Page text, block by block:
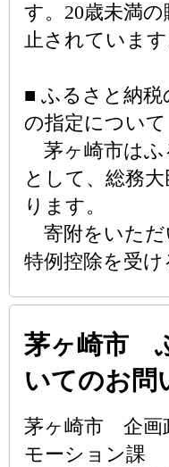
す。20歳未満
止されています
■ ふるさと納税
の指定について
茅ヶ崎市はふ
として、総務
ります。
寄附をいただ
特例控除を受け
茅ヶ崎市
いてのお問
茅ヶ崎市 企画
モーション課